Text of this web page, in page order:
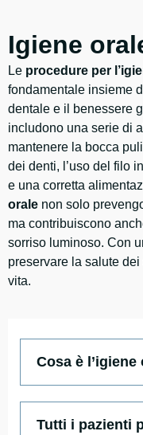
Igiene
Le procedure per
fondamentale insieme
dentale e il benessere
includono una serie di
mantenere la bocca
dei denti, l’uso del filo
e una corretta
orale non solo
ma contribuiscono
sorriso luminoso. Con
preservare la salute
vita.
Cosa è l’igiene
Tutti i pazienti